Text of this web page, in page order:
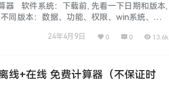
器 软件系统：下载前, 先看一下日期和版本,
同版本：数据、功能、权限、win系统、安
：…...
24年4月9日 0 0 13.6k
线+在线 免费计算器（不保证时